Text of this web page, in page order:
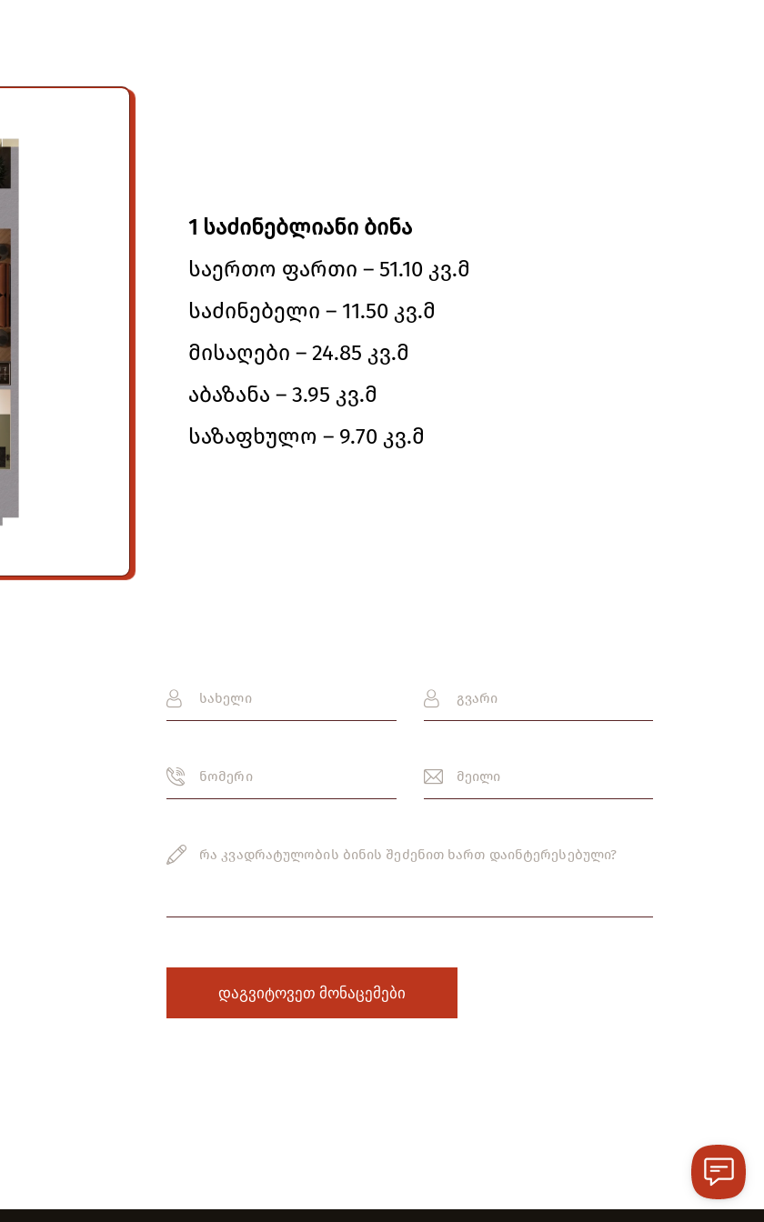
1 საძინებლიანი ბინა
საერთო ფართი – 51.10 კვ.მ
საძინებელი – 11.50 კვ.მ
მისაღები – 24.85 კვ.მ
აბაზანა – 3.95 კვ.მ
საზაფხულო – 9.70 კვ.მ